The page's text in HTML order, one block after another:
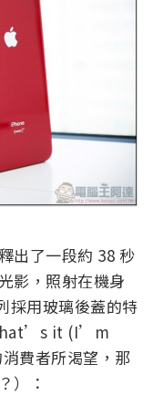
出了一段約 38 秒
影，照射在機身
採用玻璃後蓋的特
it (I’m
費者所渴望，那
）：